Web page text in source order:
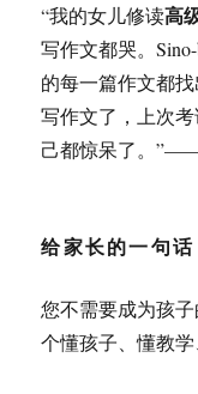
“我的女儿修读高
写作文都哭。
的每一篇作文都
写作文了，上次
己都惊呆了。
给家长的一句话
您不需要成为孩
个懂孩子、懂教